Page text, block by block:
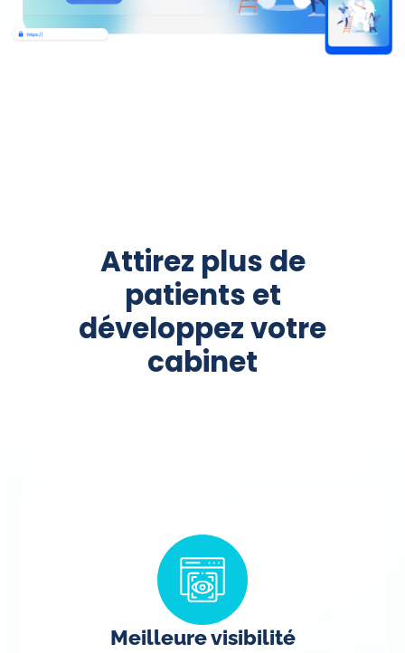
Attirez plus de
patients et
développez votre
cabinet
Meilleure visibilité